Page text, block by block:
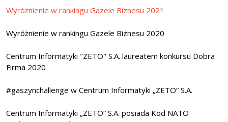
Wyróżnienie w rankingu Gazele Biznesu 2021
Wyróżnienie w rankingu Gazele Biznesu 2020
Centrum Informatyki "ZETO" S.A. laureatem konkursu Dobra
Firma 2020
#gaszynchallenge w Centrum Informatyki „ZETO” S.A.
Centrum Informatyki „ZETO” S.A. posiada Kod NATO